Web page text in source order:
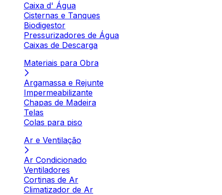
Caixa d' Água
Cisternas e Tanques
Biodigestor
Pressurizadores de Água
Caixas de Descarga
Materiais para Obra
Argamassa e Rejunte
Impermeabilizante
Chapas de Madeira
Telas
Colas para piso
Ar e Ventilação
Ar Condicionado
Ventiladores
Cortinas de Ar
Climatizador de Ar